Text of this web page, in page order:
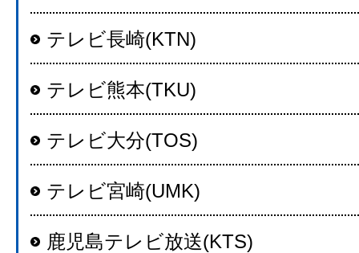
テレビ長崎(KTN)
テレビ熊本(TKU)
テレビ大分(TOS)
テレビ宮崎(UMK)
鹿児島テレビ放送(KTS)